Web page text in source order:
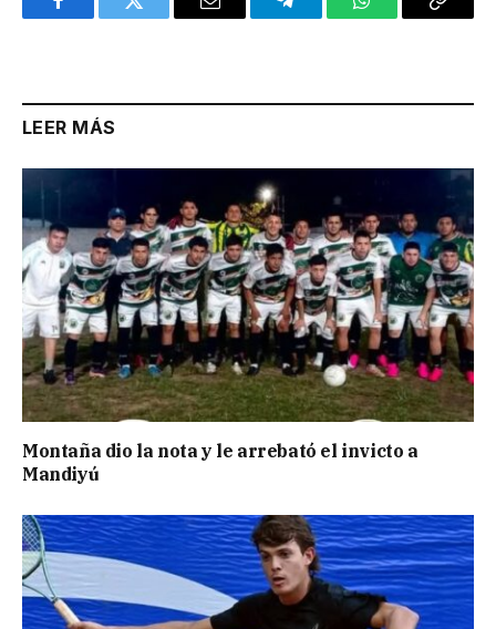
FacebookTwitter Email TelegramWhatsAppCopy
LEER MÁS
Montaña dio la nota y le arrebató el invicto a
Mandiyú